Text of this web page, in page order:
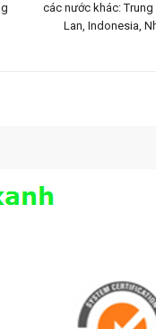
các nước khác: Trung
Lan, Indonesia,